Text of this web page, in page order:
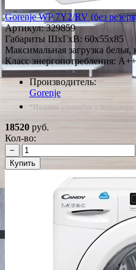
Gorenje WP 7Y2/RV (без
Артикул:329859
Габариты ШxГxВ: 60x55x85
Максимальная загрузка белья,
Класс энергопотребления: A++
Производитель:
Gorenje
*Наличие уточняйте у менеджера
18520 руб.
Кол-во:
−
Купить